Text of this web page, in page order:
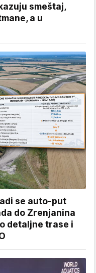
smeštaj,
a u
se auto-put
do Zrenjanina
detaljne trase i